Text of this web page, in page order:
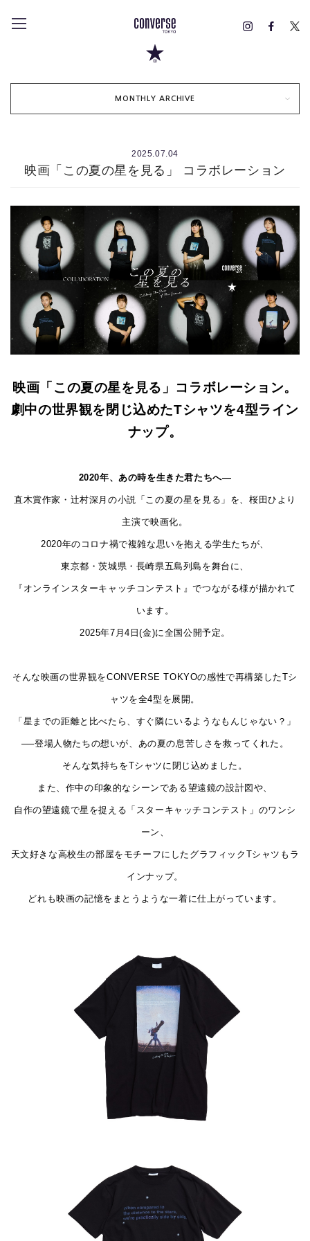
MONTHLY ARCHIVE
2025.07.04
映画「この夏の星を見る」 コラボレーション
映画「この夏の星を見る」コラボレーション。
劇中の世界観を閉じ込めたTシャツを4型ライン
ナップ。
2020年、あの時を生きた君たちへ―
直木賞作家・辻村深月の小説「この夏の星を見る」を、桜田ひより
主演で映画化。
2020年のコロナ禍で複雑な思いを抱える学生たちが、
東京都・茨城県・長崎県五島列島を舞台に、
『オンラインスターキャッチコンテスト』でつながる様が描かれて
います。
2025年7月4日(金)に全国公開予定。
そんな映画の世界観をCONVERSE TOKYOの感性で再構築したTシ
ャツを全4型を展開。
「星までの距離と比べたら、すぐ隣にいるようなもんじゃない？」
──登場人物たちの想いが、あの夏の息苦しさを救ってくれた。
そんな気持ちをTシャツに閉じ込めました。
また、作中の印象的なシーンである望遠鏡の設計図や、
自作の望遠鏡で星を捉える「ス ターキャッチコンテスト」のワンシ
ーン、
天文好きな高校生の部屋をモチーフにしたグラフィックTシャツもラ
インナップ。
どれも映画の記憶をまとうような一着に仕上がっています。